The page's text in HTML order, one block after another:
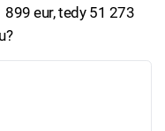
899 eur, tedy 51 273